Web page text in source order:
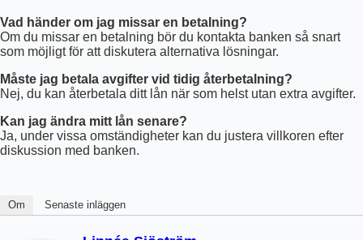
Vad händer om jag missar en betalning?
Om du missar en betalning bör du kontakta banken så snart
som möjligt för att diskutera alternativa lösningar.
Måste jag betala avgifter vid tidig återbetalning?
Nej, du kan återbetala ditt lån när som helst utan extra avgifter.
Kan jag ändra mitt lån senare?
Ja, under vissa omständigheter kan du justera villkoren efter
diskussion med banken.
Om Senaste inläggen